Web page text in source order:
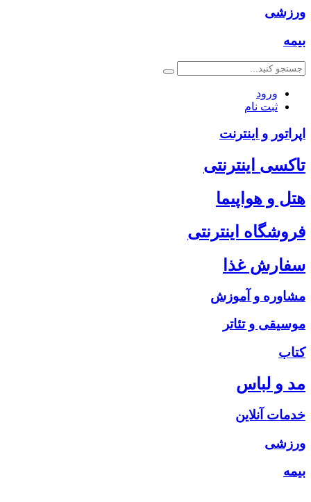
ورزشی
بیمه
ورود
ثبت نام
اپراتور و اینترنت
تاکسی اینترنتی
هتل و هواپیما
فروشگاه اینترنتی
سفارش غذا
مشاوره و آموزش
موسیقی و تئاتر
کتاب
مد و لباس
خدمات آنلاین
ورزشی
بیمه